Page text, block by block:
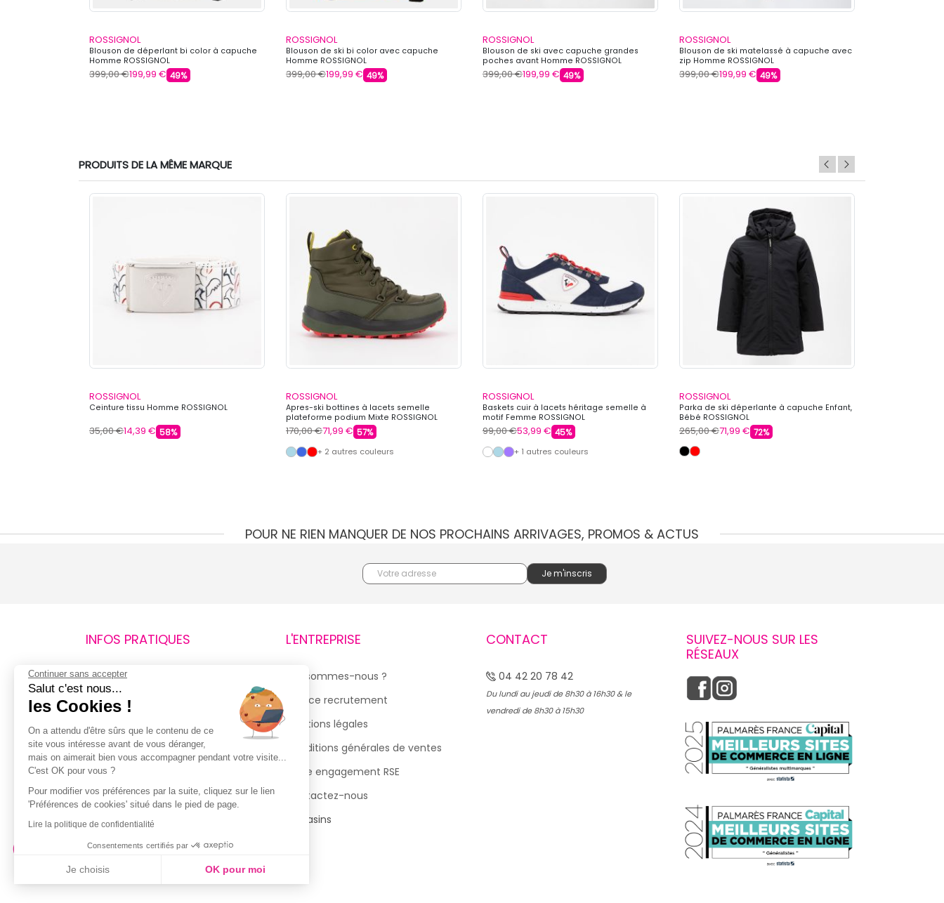
ROSSIGNOL
Blouson de déperlant bi color à capuche
Homme ROSSIGNOL
399,00 €199,99 € 49%
ROSSIGNOL
Blouson de ski bi color avec capuche
Homme ROSSIGNOL
399,00 €199,99 € 49%
ROSSIGNOL
Blouson de ski avec capuche grandes
poches avant Homme ROSSIGNOL
399,00 €199,99 € 49%
ROSSIGNOL
Blouson de ski matelassé à capuche avec
zip Homme ROSSIGNOL
399,00 €199,99 € 49%
PRODUITS DE LA MÊME MARQUE
ROSSIGNOL
Ceinture tissu Homme ROSSIGNOL
35,00 €14,39 € 58%
ROSSIGNOL
Apres-ski bottines à lacets semelle
plateforme podium Mixte ROSSIGNOL
170,00 €71,99 € 57%
+ 2 autres couleurs
ROSSIGNOL
Baskets cuir à lacets héritage semelle à
motif Femme ROSSIGNOL
99,00 €53,99 € 45%
+ 1 autres couleurs
ROSSIGNOL
Parka de ski déperlante à capuche Enfant,
Bébé ROSSIGNOL
265,00 €71,99 € 72%
POUR NE RIEN MANQUER DE NOS PROCHAINS ARRIVAGES, PROMOS & ACTUS
INFOS PRATIQUES
Retours et remboursements
Suivi de commande
Livraisons
Guide des tailles
Politique de confidentialité
Conditions générales d’utilisation
de la Carte de Fidélité
L'ENTREPRISE
Qui sommes-nous ?
Espace recrutement
Mentions légales
Conditions générales de ventes
Notre engagement RSE
Contactez-nous
Magasins
CONTACT
04 42 20 78 42
Du lundi au jeudi de 8h30 à 16h30 & le
vendredi de 8h30 à 15h30
SUIVEZ-NOUS SUR LES
RÉSEAUX
Continuer sans accepter
Salut c'est nous...
les Cookies !
On a attendu d'être sûrs que le contenu de ce
site vous intéresse avant de vous déranger,
mais on aimerait bien vous accompagner pendant votre visite...
C'est OK pour vous ?
Pour modifier vos préférences par la suite, cliquez sur le lien
'Préférences de cookies' situé dans le pied de page.
Lire la politique de confidentialité
Consentements certifiés par
Je choisis OK pour moi